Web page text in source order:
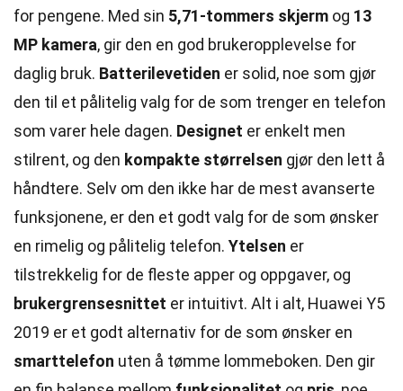
for pengene. Med sin 5,71-tommers skjerm og 13
MP kamera, gir den en god brukeropplevelse for
daglig bruk. Batterilevetiden er solid, noe som gjør
den til et pålitelig valg for de som trenger en telefon
som varer hele dagen. Designet er enkelt men
stilrent, og den kompakte størrelsen gjør den lett å
håndtere. Selv om den ikke har de mest avanserte
funksjonene, er den et godt valg for de som ønsker
en rimelig og pålitelig telefon. Ytelsen er
tilstrekkelig for de fleste apper og oppgaver, og
brukergrensesnittet er intuitivt. Alt i alt, Huawei Y5
2019 er et godt alternativ for de som ønsker en
smarttelefon uten å tømme lommeboken. Den gir